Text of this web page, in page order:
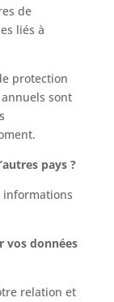
de
liés à
protection
sont
pays ?
informations
vos données
relation et